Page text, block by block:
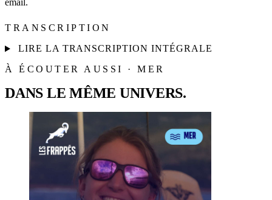
email.
TRANSCRIPTION
LIRE LA TRANSCRIPTION INTÉGRALE
À ÉCOUTER AUSSI · MER
DANS LE MÊME UNIVERS.